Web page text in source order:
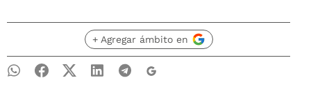
+ Agregar ámbito en